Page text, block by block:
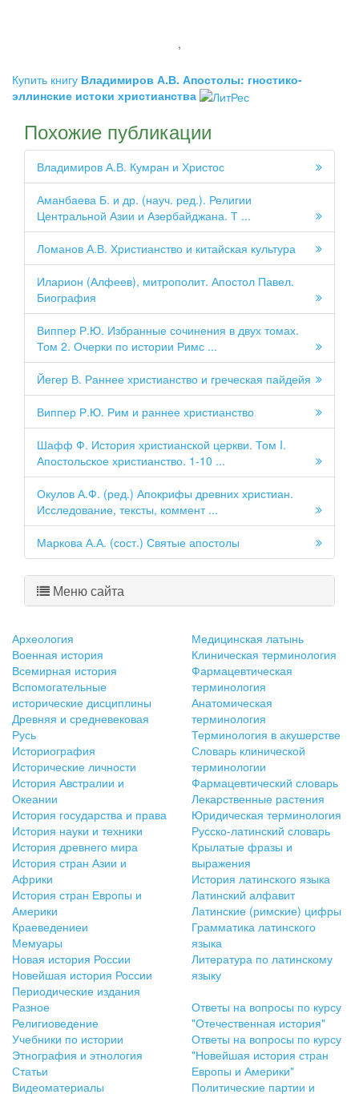
,
Купить книгу Владимиров А.В. Апостолы: гностико-
эллинские истоки христианства
Похожие публикации
Владимиров А.В. Кумран и Христос
Аманбаева Б. и др. (науч. ред.). Религии
Центральной Азии и Азербайджана. Т ...
Ломанов А.В. Христианство и китайская культура
Иларион (Алфеев), митрополит. Апостол Павел.
Биография
Виппер Р.Ю. Избранные сочинения в двух томах.
Том 2. Очерки по истории Римс ...
Йегер В. Раннее христианство и греческая пайдейя
Виппер Р.Ю. Рим и раннее христианство
Шафф Ф. История христианской церкви. Том I.
Апостольское христианство. 1-10 ...
Окулов А.Ф. (ред.) Апокрифы древних христиан.
Исследование, тексты, коммент ...
Маркова А.А. (сост.) Святые апостолы
Меню сайта
Археология
Военная история
Всемирная история
Вспомогательные
исторические дисциплины
Древняя и средневековая
Русь
Историография
Исторические личности
История Австралии и
Океании
История государства и права
История науки и техники
История древнего мира
История стран Азии и
Африки
История стран Европы и
Америки
Краеведениеи
Мемуары
Новая история России
Новейшая история России
Периодические издания
Разное
Религиоведение
Учебники по истории
Этнография и этнология
Статьи
Видеоматериалы
Медицинская латынь
Клиническая терминология
Фармацевтическая
терминология
Анатомическая
терминология
Терминология в акушерстве
Словарь клинической
терминологии
Фармацевтический словарь
Лекарственные растения
Юридическая терминология
Русско-латинский словарь
Крылатые фразы и
выражения
История латинского языка
Латинский алфавит
Латинские (римские) цифры
Грамматика латинского
языка
Литература по латинскому
языку
Ответы на вопросы по курсу
"Отечественная история"
Ответы на вопросы по курсу
"Новейшая история стран
Европы и Америки"
Политические партии и